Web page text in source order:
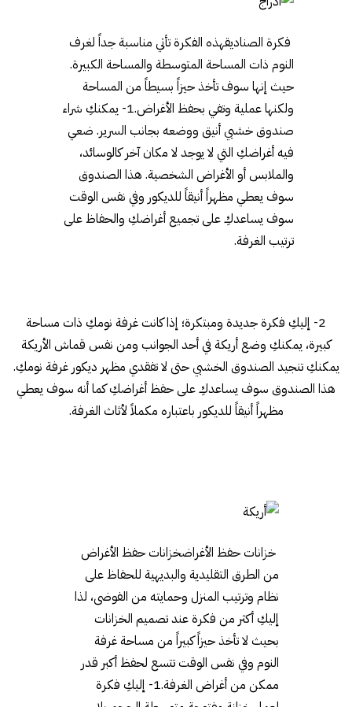
فكرة الصناديقهذه الفكرة تأتي مناسبة جداً لغرف
النوم ذات المساحة المتوسطة والمساحة الكبيرة.
حيث إنها سوف تأخذ حيزاً بسيطاً من المساحة
ولكنها عملية وتفي بحفظ الأغراض.1- يمكنكِ شراء
صندوق خشبي أنيق ووضعه بجانب السرير. ضعي
فيه أغراضكِ التي لا يوجد لا مكان آخر كالوسائد،
والملابس أو الأغراض الشخصية. هذا الصندوق
سوف يعطي مظهراً أنيقاً للديكور وفي نفس الوقت
سوف يساعدكِ على تجميع أغراضكِ والحفاظ على
ترتيب الغرفة.
2- إليكِ فكرة جديدة ومبتكرة؛ إذا كانت غرفة نومكِ ذات مساحة
كبيرة، يمكنكِ وضع أريكة في أحد الجوانب ومن نفس قماش الأريكة
يمكنكِ تنجيد الصندوق الخشبي حتى لا تفقدي مظهر ديكور غرفة نومكِ.
هذا الصندوق سوف يساعدكِ على حفظ أغراضكِ كما أنه سوف يعطي
مظهراً أنيقاً للديكور باعتباره مكملاً لأثاث الغرفة.
خزانات حفظ الأغراضخزانات حفظ الأغراض
من الطرق التقليدية والبديهية للحفاظ على
نظام وترتيب المنزل وحمايته من الفوضى، لذا
إليكِ أكثر من فكرة عند تصميم الخزانات
بحيث لا تأخذ حيزاً كبيراً من مساحة غرفة
النوم وفي نفس الوقت تتسع لحفظ أكبر قدر
ممكن من أغراض الغرفة.1- إليكِ فكرة